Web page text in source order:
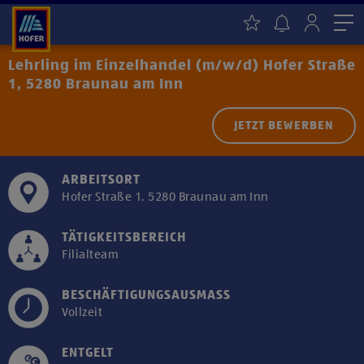
Lehrling im Einzelhandel (m/w/d) Hofer Straße
1, 5280 Braunau am Inn
JETZT BEWERBEN
ARBEITSORT
Hofer Straße 1, 5280 Braunau am Inn
TÄTIGKEITSBEREICH
Filialteam
BESCHÄFTIGUNGSAUSMASS
Vollzeit
ENTGELT